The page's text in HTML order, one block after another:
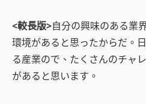
<較長版>自分の興味のある業
環境があると思ったからだ。
る産業ので、たくさんのチャ
があると思います。